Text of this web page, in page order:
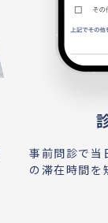
事前問診で当
の滞在時間を